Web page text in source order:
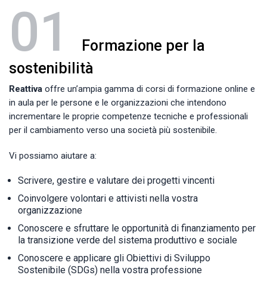
01
Formazione per la
sostenibilità
Reattiva offre un’ampia gamma di corsi di formazione online e
in aula per le persone e le organizzazioni che intendono
incrementare le proprie competenze tecniche e professionali
per il cambiamento verso una società più sostenibile.
Vi possiamo aiutare a:
Scrivere, gestire e valutare dei progetti vincenti
Coinvolgere volontari e attivisti nella vostra
organizzazione
Conoscere e sfruttare le opportunità di finanziamento per
la transizione verde del sistema produttivo e sociale
Conoscere e applicare gli Obiettivi di Sviluppo
Sostenibile (SDGs) nella vostra professione